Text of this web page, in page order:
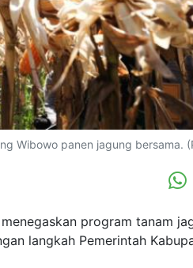
Wibowo panen jagung bersama.
program tanam
langkah Pemerintah